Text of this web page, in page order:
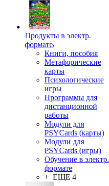
Продукты в электр.
формате
Книги, пособия
Метафорические
карты
Психологические
игры
Программы для
дистанционной
работы
Модули для
PSYCards (карты)
Модули для
PSYCards (игры)
Обучение в электр.
формате
+ ЕЩЕ 4